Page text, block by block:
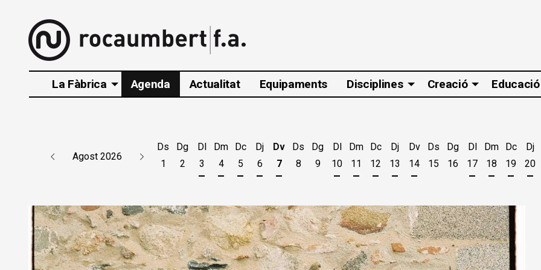
La Fàbrica Agenda Actualitat Equipaments Disciplines Creació Educació
Agost 2026
Ds
1
Dg
2
Dl
3
Dilluns 3 d'agost
Dm
4
Dimarts 4 d'agost
Dc
5
Dimecres 5 d'agost
Dj
6
Dijous 6 d'agost
Dv
7
Divendres 7 d'agost
Ds
8
Dg
9
Dl
10
Dilluns 10 d'agost
Dm
11
Dimarts 11 d'agost
Dc
12
Dimecres 12 d'agost
Dj
13
Dijous 13 d'agost
Dv
14
Divendres 14 d'agost
Ds
15
Dg
16
Dl
17
Dilluns 17
Dm
18
Dimarts 18
Dc
19
Dj
20